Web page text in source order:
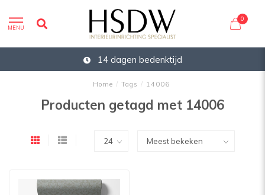
MENU
0
14 dagen bedenktijd
Home / Tags / 14006
Producten getagd met 14006